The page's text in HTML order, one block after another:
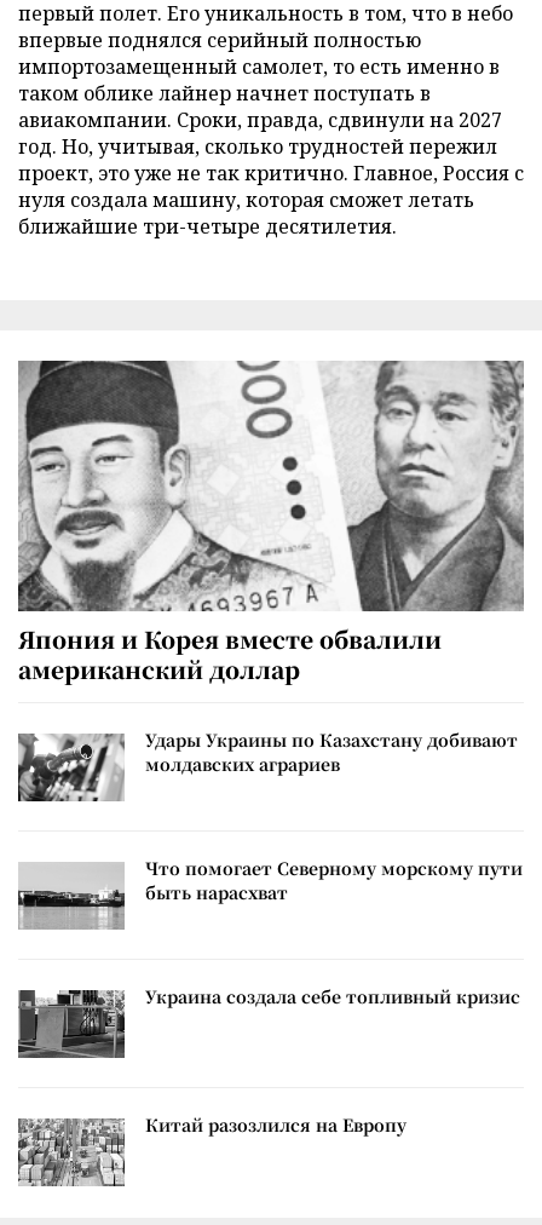
первый полет. Его уникальность в том, что в небо
впервые поднялся серийный полностью
импортозамещенный самолет, то есть именно в
таком облике лайнер начнет поступать в
авиакомпании. Сроки, правда, сдвинули на 2027
год. Но, учитывая, сколько трудностей пережил
проект, это уже не так критично. Главное, Россия с
нуля создала машину, которая сможет летать
ближайшие три-четыре десятилетия.
Япония и Корея вместе обвалили
американский доллар
Удары Украины по Казахстану добивают
молдавских аграриев
Что помогает Северному морскому пути
быть нарасхват
Украина создала себе топливный кризис
Китай разозлился на Европу